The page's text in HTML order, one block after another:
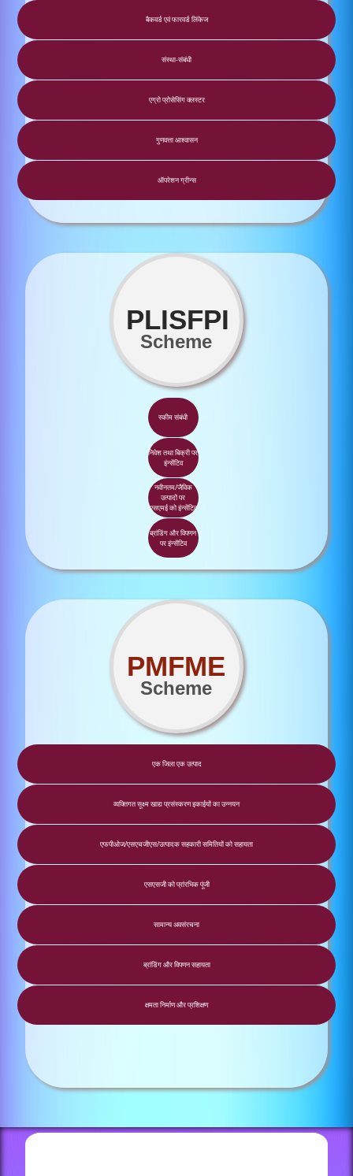
बैकवर्ड एवं फारवर्ड लिंकेज
संस्‍था-संबंधी
एग्रो प्रोसेसिंग क्लस्टर
गुणवत्ता आश्वासन
ऑपरेशन ग्रीन्स
PLISFPI
Scheme
स्कीम संबंधी
निवेश तथा बिक्री पर
इंन्सेंटिव
नवीनतम/जैविक
उत्पादों पर
एसएमई को इंन्सेंटिव
ब्रांडिंग और विपणन
पर इंन्सेंटिव
PMFME
Scheme
एक जिला एक उत्पाद
व्यक्तिगत सूक्ष्म खाद्य प्रसंस्करण इकाईयों का उन्नयन
एफपीओज/एसएचजीएस/उत्पादक सहकारी समितियों को सहायता
एसएसजी को प्रांरभिक पूंजी
सामान्‍य अवसंरचना
ब्रांडिंग और विपणन सहायता
क्षमता निर्माण और प्रशि‍क्षण